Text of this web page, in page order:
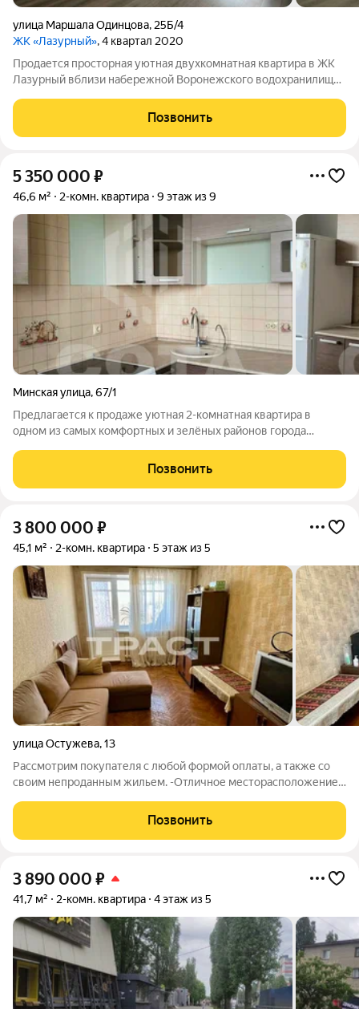
улица Маршала Одинцова, 25Б/4
ЖК «Лазурный», 4 квартал 2020
Продается просторная уютная двухкомнатная квартира в ЖК
Лазурный вблизи набережной Воронежского водохранилища
изолированными комнатами и просторным коридором со
встроенным шкафом-купе. В квартире
Позвонить
5 350 000 ₽
46,6 м² 2-комн. квартира 9 этаж из 9
Минская улица,67/1
Предлагается к продаже уютная 2-комнатная квартира в
одном из самых комфортных и зелёных районов города
современной кирпичной постройки отличается качеством,
теплом и хорошей
Позвонить
3 800 000 ₽
45,1 м² 2-комн. квартира 5 этаж из 5
улица Остужева,13
Рассмотрим покупателя с любой формой оплаты, а также со
своим непроданным жильем. -Отличное месторасположение
-Дом кирпичный, теплый. Вторая линия от дороги. Тихо,
спокойно. -Планировка на разные
Позвонить
3 890 000 ₽
41,7 м² 2-комн. квартира 4 этаж из 5